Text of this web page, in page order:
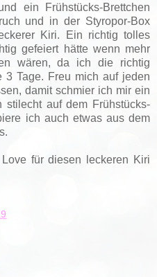
ein Frühstücks-Brettchen
und in der Styropor-Box
Kiri. Ein richtig tolles
gefeiert hätte wenn mehr
wären, da ich die richtig
Tage. Freu mich auf jeden
damit schmier ich mir ein
stilecht auf dem Frühstücks-
ich auch etwas aus dem
für diesen leckeren Kiri